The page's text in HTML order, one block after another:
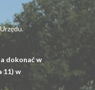
dokonać w
11) w